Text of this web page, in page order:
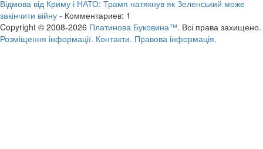
Відмова від Криму і НАТО: Трамп натякнув як Зеленський може
закінчити війну - Комментариев: 1
Copyright © 2008-2026 Платинова Буковина™. Всі права захищено.
Розміщення інформації. Контакти. Правова інформація.